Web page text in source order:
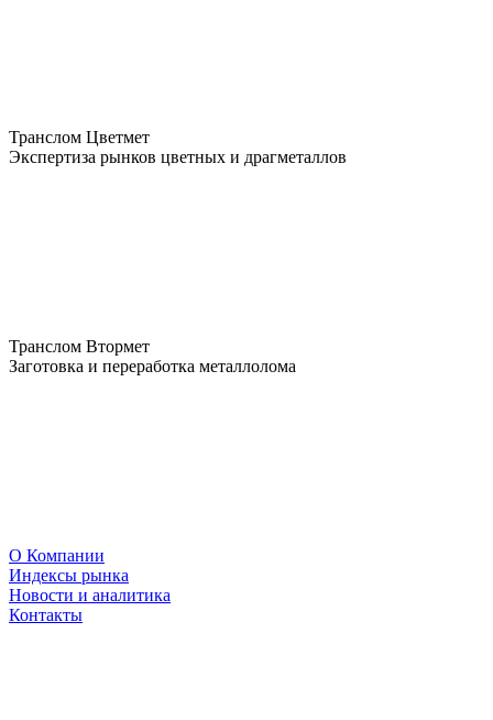
Транслом Цветмет
Экспертиза рынков цветных и драгметаллов
Транслом Втормет
Заготовка и переработка металлолома
О Компании
Индексы рынка
Новости и аналитика
Контакты